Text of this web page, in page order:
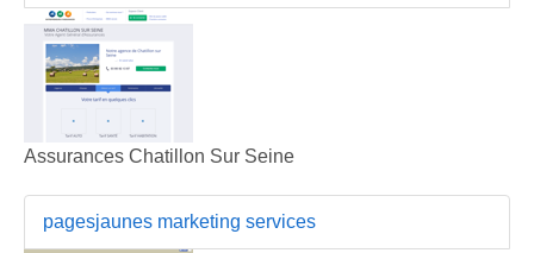
Assurances Chatillon Sur Seine
pagesjaunes marketing services